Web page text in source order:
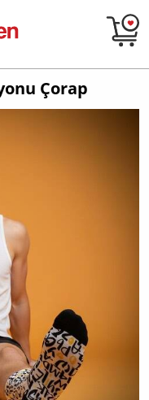
Çorap